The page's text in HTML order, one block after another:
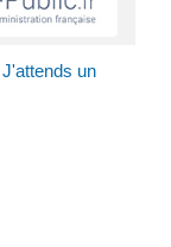
J'attends un